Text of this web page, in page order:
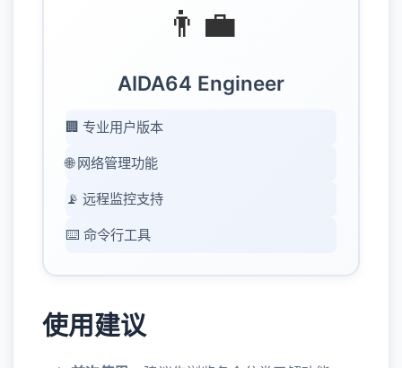
👨‍💼
AIDA64 Engineer
🏢 专业用户版本
🌐 网络管理功能
📡 远程监控支持
⌨️ 命令行工具
使用建议